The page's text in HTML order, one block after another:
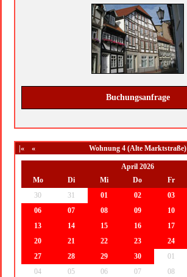
Buchungsanfrage
|« « Wohnung 4 (Alte Marktstraße)
April 2026
Mo
Di Mi Do Fr
30
31 01 02 03
06
07 08 09 10
13
14 15 16 17
20
21 22 23 24
27
28 29 30 01
04
05 06 07 08